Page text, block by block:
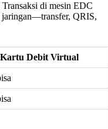
di mesin EDC
jaringan—transfer, QRIS,
Kartu Debit Virtual